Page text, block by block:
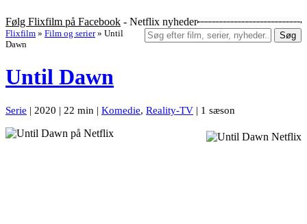
Følg Flixfilm på Facebook - Netflix nyheder
Søg
Flixfilm » Film og serier » Until
Dawn
Until Dawn
Serie | 2020 | 22 min | Komedie, Reality-TV | 1 sæson